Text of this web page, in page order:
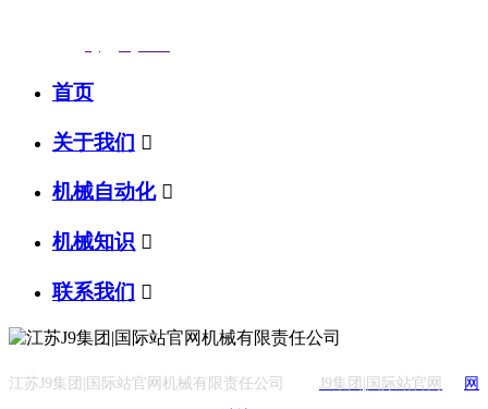
首页
关于我们 
机械自动化 
机械知识 
联系我们 
江苏J9集团|国际站官网机械有限责任公司 J9集团|国际站官网
网